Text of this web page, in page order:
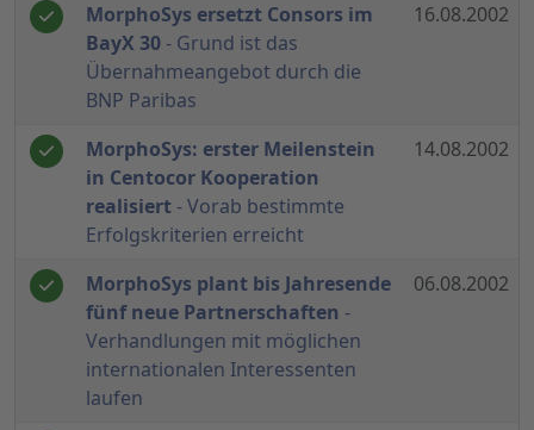
MorphoSys ersetzt Consors im
BayX 30 - Grund ist das
Übernahmeangebot durch die
BNP Paribas
16.08.2002
MorphoSys: erster Meilenstein
in Centocor Kooperation
realisiert- Vorab bestimmte
Erfolgskriterien erreicht
14.08.2002
MorphoSys plant bis Jahresende
fünf neue Partnerschaften -
Verhandlungen mit möglichen
internationalen Interessenten
laufen
06.08.2002